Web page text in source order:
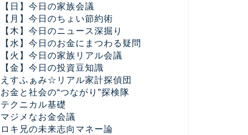
【日】今日の家族会議
【月】今日のちょい節約術
【木】今日のニュース深掘り
【水】今日のお金にまつわる疑問
【火】今日の家族リアル会議
【金】今日の投資豆知識
えすふぁみ☆リアル家計探偵団
お金と社会の“つながり”探検隊
テクニカル基礎
マジメなお金会議
ロキ兄の未来志向マネー論